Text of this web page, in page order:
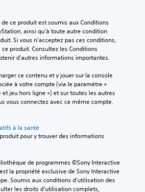
ce produit est soumis aux Conditions
ainsi qu'à toute autre condition
Si vous n'acceptez pas ces conditions,
produit. Consultez les Conditions
d'autres informations importantes.
ce contenu et y jouer sur la console
à votre compte (via le paramètre «
et jeu hors ligne ») et sur toutes les autres
vous connectez avec ce même compte.
à la santé
de programmes ©Sony Interactive
la propriété exclusive de Sony Interactive
Soumis aux conditions d’utilisation des
les droits d’utilisation complets,